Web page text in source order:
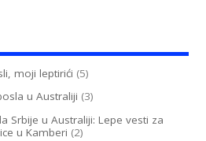
moji leptirići (5)
u Australiji (3)
Srbije u Australiji: Lepe vesti za
u Kamberi (2)